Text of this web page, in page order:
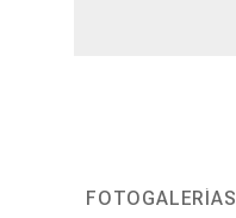
FOTOGALERÍAS